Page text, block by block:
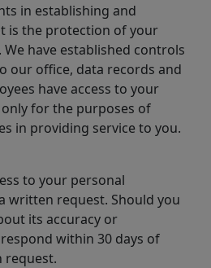
in establishing and
is the protection of your
have established controls
our office, data records and
have access to your
for the purposes of
in providing service to you.
to your personal
written request. Should you
its accuracy or
within 30 days of
request.